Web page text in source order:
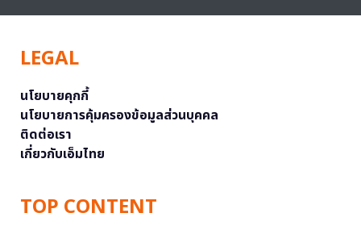
LEGAL
นโยบายคุกกี้
นโยบายการคุ้มครองข้อมูลส่วนบุคคล
ติดต่อเรา
เกี่ยวกับเอ็มไทย
TOP CONTENT